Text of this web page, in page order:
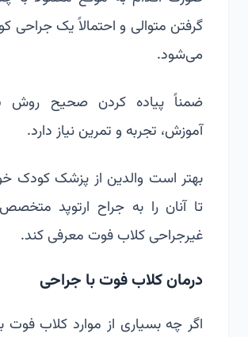
گرفتن متوالی و احتمالاً یک جراحی
می‌شود.
ضمناً پیاده کردن صحیح روش
آموزش، تجربه و تمرین نیاز دارد.
بهتر است والدین از پزشک کودک
تا آنان را به جراح ارتوپد
غیرجراحی کلاب فوت معرفی کند.
درمان کلاب فوت با جراحی
اگر چه بسیاری از موارد کلاب